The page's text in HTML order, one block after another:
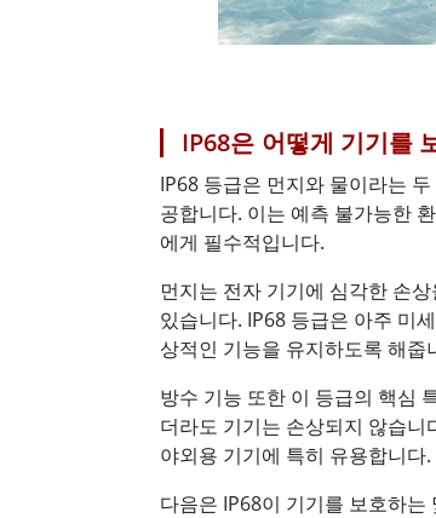
IP68은 어떻게 기기를
IP68 등급은 먼지와 물이라는
공합니다. 이는 예측 불가능한
에게 필수적입니다.
먼지는 전자 기기에 심각한 손
있습니다. IP68 등급은 아주 미
상적인 기능을 유지하도록 해줍
방수 기능 또한 이 등급의 핵심
더라도 기기는 손상되지 않습
야외용 기기에 특히 유용합니다.
다음은 IP68이 기기를 보호하